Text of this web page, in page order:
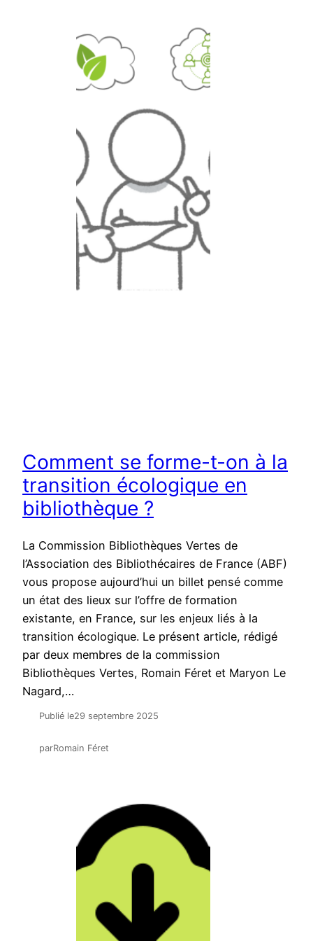
Comment se forme-t-on à la
transition écologique en
bibliothèque ?
La Commission Bibliothèques Vertes de
l’Association des Bibliothécaires de France (ABF)
vous propose aujourd’hui un billet pensé comme
un état des lieux sur l’offre de formation
existante, en France, sur les enjeux liés à la
transition écologique. Le présent article, rédigé
par deux membres de la commission
Bibliothèques Vertes, Romain Féret et Maryon Le
Nagard,…
Publié le29 septembre 2025
parRomain Féret